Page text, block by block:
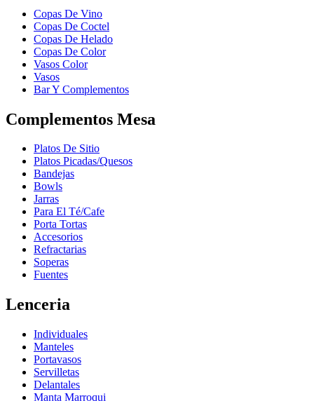
Copas De Vino
Copas De Coctel
Copas De Helado
Copas De Color
Vasos Color
Vasos
Bar Y Complementos
Complementos Mesa
Platos De Sitio
Platos Picadas/Quesos
Bandejas
Bowls
Jarras
Para El Té/Cafe
Porta Tortas
Accesorios
Refractarias
Soperas
Fuentes
Lenceria
Individuales
Manteles
Portavasos
Servilletas
Delantales
Manta Marroqui